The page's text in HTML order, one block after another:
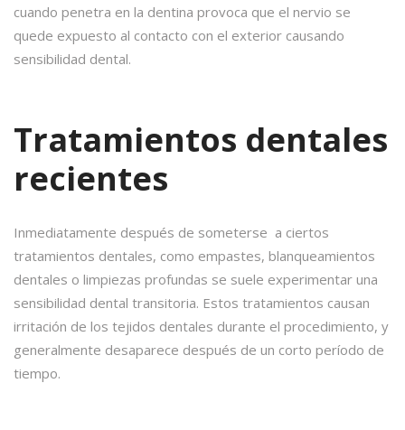
cuando penetra en la dentina provoca que el nervio se
quede expuesto al contacto con el exterior causando
sensibilidad dental.
Tratamientos dentales
recientes
Inmediatamente después de someterse a ciertos
tratamientos dentales, como empastes, blanqueamientos
dentales o limpiezas profundas se suele experimentar una
sensibilidad dental transitoria. Estos tratamientos causan
irritación de los tejidos dentales durante el procedimiento, y
generalmente desaparece después de un corto período de
tiempo.